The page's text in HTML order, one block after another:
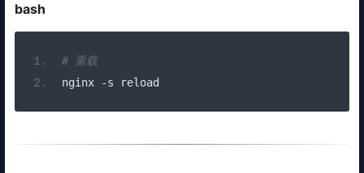
bash
# 重载
nginx
-s reload